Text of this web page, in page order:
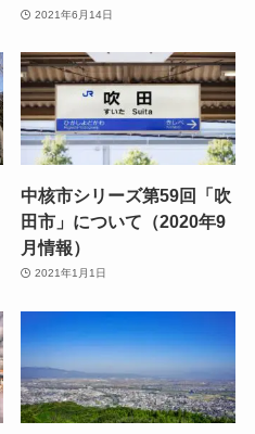
2021年6月14日
中核市シリーズ第59回「吹
田市」について（2020年9
月情報）
2021年1月1日